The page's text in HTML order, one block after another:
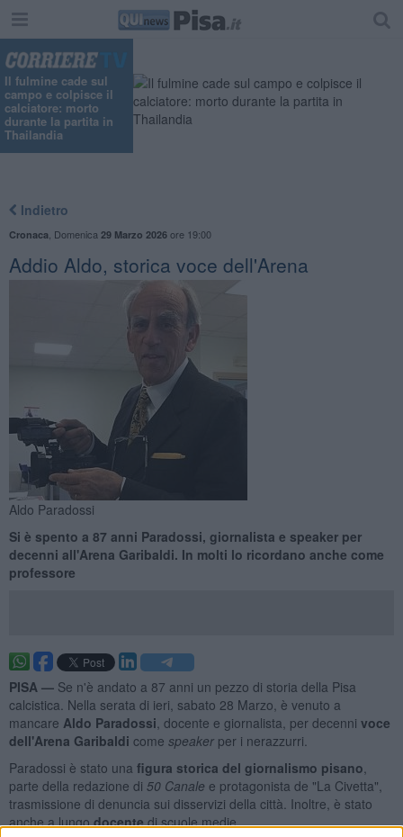
Il fulmine cade sul
campo e colpisce il
calciatore: morto
durante la partita in
Thailandia
Indietro
Cronaca Domenica 29 Marzo 2026ore 19:00
Addio Aldo, storica voce dell'Arena
Aldo Paradossi
Si è spento a 87 anni Paradossi, giornalista e speaker per
decenni all'Arena Garibaldi. In molti lo ricordano anche come
professore
PISA — Se n'è andato a 87 anni un pezzo di storia della Pisa
calcistica. Nella serata di ieri, sabato 28 Marzo, è venuto a
mancare Aldo Paradossi , docente e giornalista, per decenni voce
dell'Arena Garibaldi come speakerper i nerazzurri.
Paradossi è stato una figura storica del giornalismo pisano
parte della redazione di 50 Canale e protagonista de "La Civetta",
trasmissione di denuncia sui disservizi della città. Inoltre, è stato
anche a lungodocentedi scuole medie.